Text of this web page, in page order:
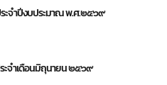
ระจำปีงบประมาณ พ.ศ.๒๕๖๙
ะจำเดือนมิถุนายน ๒๕๖๙